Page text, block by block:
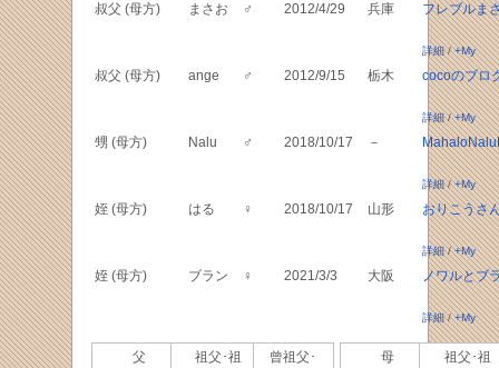
叔父 (母方) まさお ♂ 2012/4/29 兵庫 フレブルま
詳細/+My
叔父 (母方) ange ♂ 2012/9/15 栃木 cocoのブロ
詳細/+My
甥 (母方) Nalu ♂ 2018/10/17 －
詳細/+My
姪 (母方) はる ♀ 2018/10/17 山形 おりこうさ
詳細/+My
姪 (母方) ブラン ♀ 2021/3/3 大阪 ノワルとブ
詳細/+My
父
祖父･祖
曾祖父･
母
祖父･祖